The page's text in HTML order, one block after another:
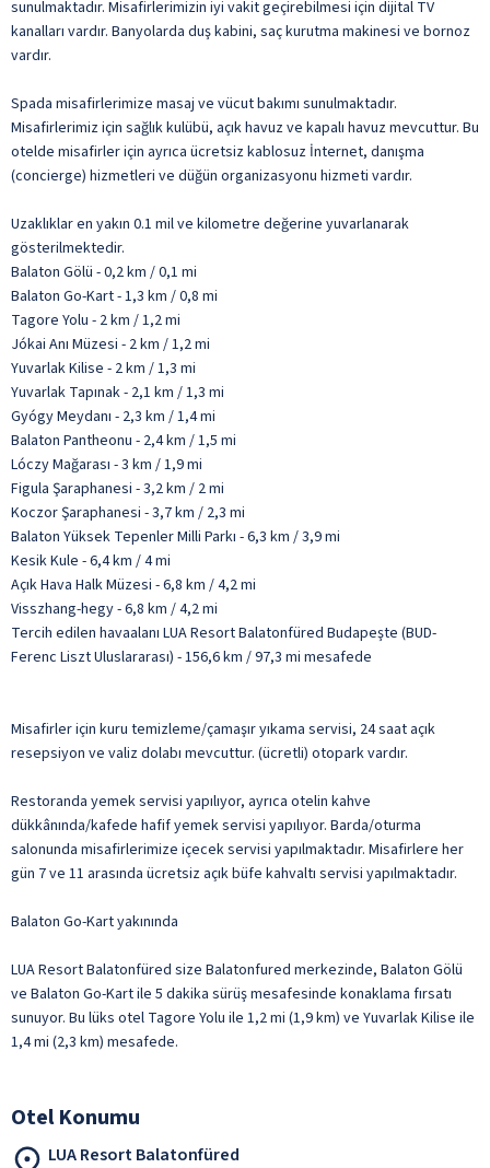
sunulmaktadır. Misafirlerimizin iyi vakit geçirebilmesi için dijital TV
kanalları vardır. Banyolarda duş kabini, saç kurutma makinesi ve bornoz
vardır.
Spada misafirlerimize masaj ve vücut bakımı sunulmaktadır.
Misafirlerimiz için sağlık kulübü, açık havuz ve kapalı havuz mevcuttur. Bu
otelde misafirler için ayrıca ücretsiz kablosuz İnternet, danışma
(concierge) hizmetleri ve düğün organizasyonu hizmeti vardır.
Uzaklıklar en yakın 0.1 mil ve kilometre değerine yuvarlanarak
gösterilmektedir.
Balaton Gölü - 0,2 km / 0,1 mi
Balaton Go-Kart - 1,3 km / 0,8 mi
Tagore Yolu - 2 km / 1,2 mi
Jókai Anı Müzesi - 2 km / 1,2 mi
Yuvarlak Kilise - 2 km / 1,3 mi
Yuvarlak Tapınak - 2,1 km / 1,3 mi
Gyógy Meydanı - 2,3 km / 1,4 mi
Balaton Pantheonu - 2,4 km / 1,5 mi
Lóczy Mağarası - 3 km / 1,9 mi
Figula Şaraphanesi - 3,2 km / 2 mi
Koczor Şaraphanesi - 3,7 km / 2,3 mi
Balaton Yüksek Tepenler Milli Parkı - 6,3 km / 3,9 mi
Kesik Kule - 6,4 km / 4 mi
Açık Hava Halk Müzesi - 6,8 km / 4,2 mi
Visszhang-hegy - 6,8 km / 4,2 mi
Tercih edilen havaalanı LUA Resort Balatonfüred Budapeşte (BUD-
Ferenc Liszt Uluslararası) - 156,6 km / 97,3 mi mesafede
Misafirler için kuru temizleme/çamaşır yıkama servisi, 24 saat açık
resepsiyon ve valiz dolabı mevcuttur. (ücretli) otopark vardır.
Restoranda yemek servisi yapılıyor, ayrıca otelin kahve
dükkânında/kafede hafif yemek servisi yapılıyor. Barda/oturma
salonunda misafirlerimize içecek servisi yapılmaktadır. Misafirlere her
gün 7 ve 11 arasında ücretsiz açık büfe kahvaltı servisi yapılmaktadır.
Balaton Go-Kart yakınında
LUA Resort Balatonfüred size Balatonfured merkezinde, Balaton Gölü
ve Balaton Go-Kart ile 5 dakika sürüş mesafesinde konaklama fırsatı
sunuyor. Bu lüks otel Tagore Yolu ile 1,2 mi (1,9 km) ve Yuvarlak Kilise ile
1,4 mi (2,3 km) mesafede.
Otel Konumu
LUA Resort Balatonfüred